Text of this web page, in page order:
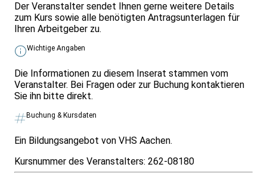
Der Veranstalter sendet Ihnen gerne weitere Details
zum Kurs sowie alle benötigten Antragsunterlagen für
Ihren Arbeitgeber zu.
Wichtige Angaben
Die Informationen zu diesem Inserat stammen vom
Veranstalter. Bei Fragen oder zur Buchung kontaktieren
Sie ihn bitte direkt.
Buchung & Kursdaten
Ein Bildungsangebot von VHS Aachen.
Kursnummer des Veranstalters: 262-08180